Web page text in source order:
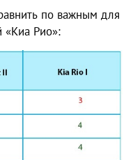
по важным для
«Киа Рио»: